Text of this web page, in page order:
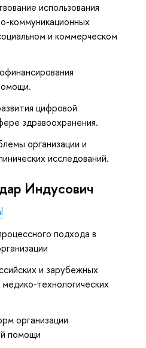
использования
коммуникационных
и коммерческом
цифровой
здравоохранения.
организации и
исследований.
Индусович
подхода в
и зарубежных
технологических
организации
помощи